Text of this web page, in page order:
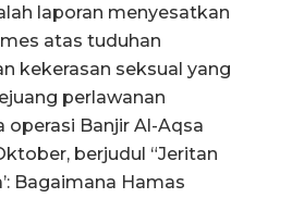
laporan menyesatkan
atas tuduhan
kekerasan seksual yang
perlawanan
operasi Banjir Al-Aqsa
berjudul “Jeritan
Bagaimana Hamas